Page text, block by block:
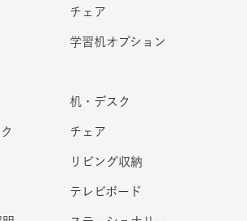
チェア
学習机オプション
机・デスク
チェア
リビング収納
テレビボード
ステーショナリー